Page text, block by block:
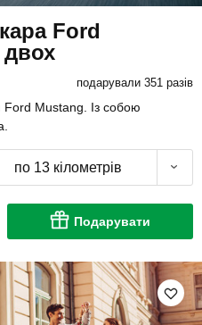
Ford
двох
подарували 351 разів
Ford Mustang. Із собою
по 13 кілометрів
Подарувати